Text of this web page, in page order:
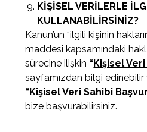
KİŞİSEL VERİLERLE
KULLANABİLİRSİNİZ?
Kanun’un “ilgili kişinin
maddesi kapsamındaki
sürecine ilişkin “Kişisel
sayfamızdan bilgi
“Kişisel Veri Sahibi
bize başvurabilirsiniz.